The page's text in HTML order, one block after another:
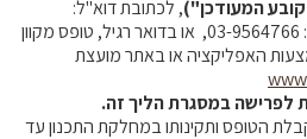
המעודכן"), לכתובת דוא"ל:
, בפקס: 03-9564766, או בדואר רגיל, טופס מקוון
האפליקציה או באתר מועצת
לפרישה במסגרת הליך זה.
הטופס ותקינותו במחלקת התכנון עד